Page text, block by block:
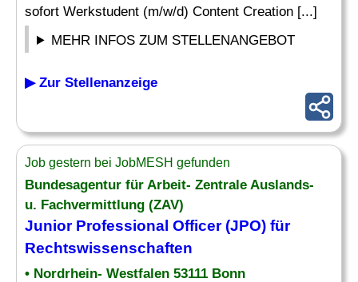
sofort Werkstudent (m/w/d) Content Creation [...]
MEHR INFOS ZUM STELLENANGEBOT
▶ Zur Stellenanzeige
Job gestern bei JobMESH gefunden
Bundesagentur für Arbeit- Zentrale Auslands-
u. Fachvermittlung (ZAV)
Junior Professional Officer (JPO) für
Rechtswissenschaften
• Nordrhein- Westfalen 53111 Bonn